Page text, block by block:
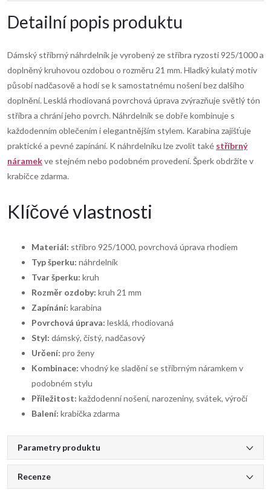
Detailní popis produktu
Dámský stříbrný náhrdelník je vyrobený ze stříbra ryzosti 925/1000 a
doplněný kruhovou ozdobou o rozměru 21 mm. Hladký kulatý motiv
působí nadčasově a hodí se k samostatnému nošení bez dalšího
doplnění. Lesklá rhodiovaná povrchová úprava zvýrazňuje světlý tón
stříbra a chrání jeho povrch. Náhrdelník se dobře kombinuje s
každodenním oblečením i elegantnějším stylem. Karabina zajišťuje
praktické a pevné zapínání. K náhrdelníku lze zvolit také stříbrný
náramekve stejném nebo podobném provedení. Šperk obdržíte v
krabičce zdarma.
Klíčové vlastnosti
Materiál: stříbro 925/1000, povrchová úprava rhodiem
Typ šperku: náhrdelník
Tvar šperku: kruh
Rozměr ozdoby: kruh 21 mm
Zapínání: karabina
Povrchová úprava: lesklá, rhodiovaná
Styl: dámský, čistý, nadčasový
Určení: pro ženy
Kombinace: vhodný ke sladění se stříbrným náramkem v
podobném stylu
Příležitost: každodenní nošení, narozeniny, svátek, výročí
Balení: krabička zdarma
Parametry produktu
Recenze